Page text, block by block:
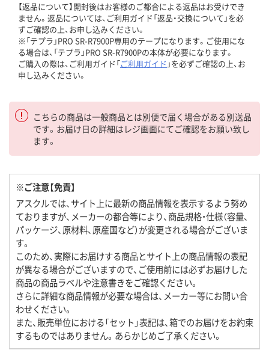
【返品について】開封後はお客様のご都合による返品はお受けでき
ません。返品については、ご利用ガイド「返品・交換について」を必
ずご確認の上、お申し込みください。
※「テプラ」PRO SR-R7900P専用のテープになります。ご使用にな
る場合は、「テプラ」PRO SR-R7900Pの本体が必要になります。
ご購入の際は、ご利用ガイド「ご利用ガイド 」を必ずご確認の上、お
申し込みください。
こちらの商品は一般商品とは別便で届く場合がある別送品
です。お届け日の詳細はレジ画面にてご確認をお願い致し
ます。
※ご注意【免責】
アスクルでは、サイト上に最新の商品情報を表示するよう努め
ておりますが、メーカーの都合等により、商品規格・仕様（容量、
パッケージ、原材料、原産国など）が変更される場合がございま
す。
このため、実際にお届けする商品とサイト上の商品情報の表記
が異なる場合がございますので、ご使用前には必ずお届けした
商品の商品ラベルや注意書きをご確認ください。
さらに詳細な商品情報が必要な場合は、メーカー等にお問い合
わせください。
また、販売単位における「セット」表記は、箱でのお届けをお約束
するものではありません。あらかじめご了承ください。